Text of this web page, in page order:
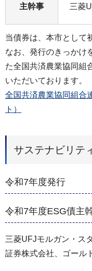
主幹事 三菱
当債券は、本市として
なお、発行のきっかけ
た全国共済農業協同組
いただいております。
全国共済農業協同組合
ト）
サステナビリテ
令和7年度発行
令和7年度ESG債主
三菱UFJモルガン・ス
証券株式会社、ゴール